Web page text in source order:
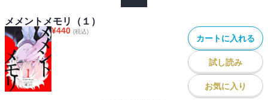
メメントメモリ（１）
¥440 (税込)
カートに入れる
試し読み
お気に入り